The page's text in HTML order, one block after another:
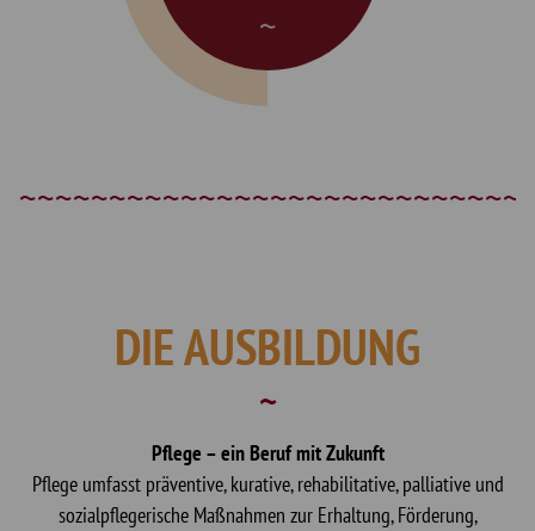
DIE AUSBILDUNG
Pflege – ein Beruf mit Zukunft
Pflege umfasst präventive, kurative, rehabilitative, palliative und
sozialpflegerische Maßnahmen zur Erhaltung, Förderung,